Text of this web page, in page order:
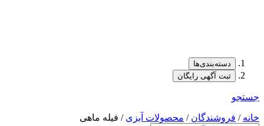
دسته‌بندی‌ها
ثبت آگهی رایگان
جستجو
خانه / فروشندگان / محصولات آبزی / فیله ماهی